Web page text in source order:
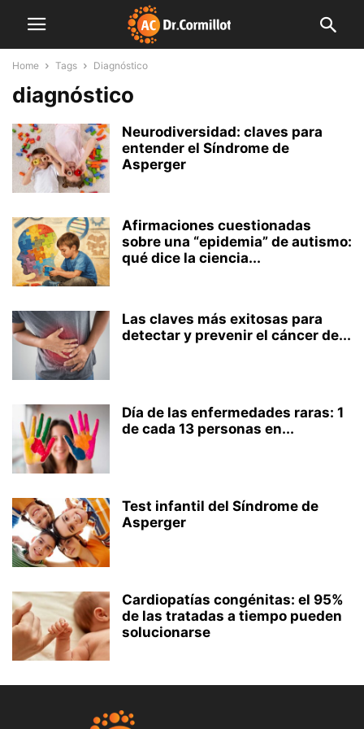
Home Tags Diagnóstico
diagnóstico
Neurodiversidad: claves para
entender el Síndrome de
Asperger
Afirmaciones cuestionadas
sobre una “epidemia” de autismo:
qué dice la ciencia...
Las claves más exitosas para
detectar y prevenir el cáncer de...
Día de las enfermedades raras: 1
de cada 13 personas en...
Test infantil del Síndrome de
Asperger
Cardiopatías congénitas: el 95%
de las tratadas a tiempo pueden
solucionarse